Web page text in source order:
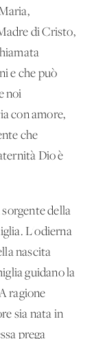
di Cristo,
e che può
noi
con amore,
che
Dio è
della
L'odierna
nascita
guidano la
ragione
sia nata in
prega